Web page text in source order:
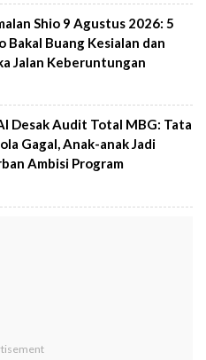
Shio 9 Agustus 2026: 5
Bakal Buang Kesialan dan
Jalan Keberuntungan
Desak Audit Total MBG: Tata
Gagal, Anak-anak Jadi
Ambisi Program